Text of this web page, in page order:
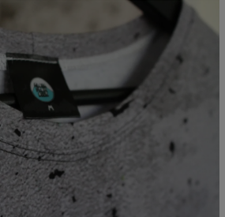
XS S M 3XL
67 6971 73 79
47 50 53 56
18,5 19 20,5